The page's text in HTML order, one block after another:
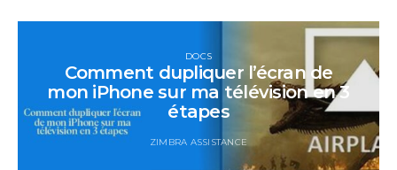
DOCS
Comment dupliquer l’écran de
mon iPhone sur ma télévision en 3
étapes
ZIMBRA ASSISTANCE